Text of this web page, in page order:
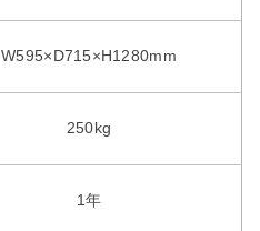
W595×D715×H1280mm
250kg
1年